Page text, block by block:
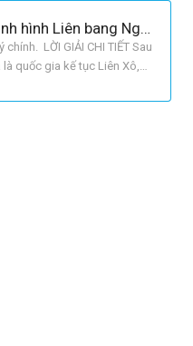
Nêu những nét chính về tình hình Liên bang Nga trong những năm 1991 – 2000
LỜI GIẢI CHI TIẾT Sau
quốc gia kế tục Liên Xô,
giao của Liên Xô ở